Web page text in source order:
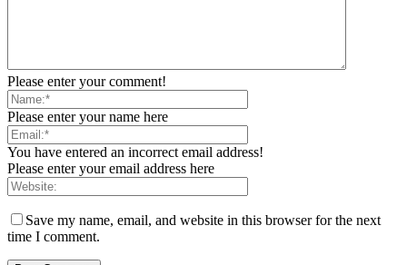
Please enter your comment!
Please enter your name here
You have entered an incorrect email address!
Please enter your email address here
Save my name, email, and website in this browser for the next
time I comment.